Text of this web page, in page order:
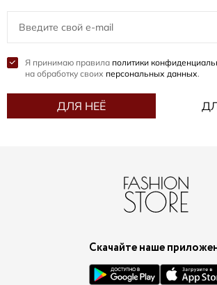
Я принимаю правила политики
на обработку своих персональных данных.
ДЛЯ НЕЁ
Скачайте наше